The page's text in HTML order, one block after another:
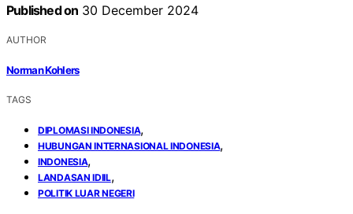
Published on 30 December 2024
AUTHOR
Norman Kohlers
TAGS
DIPLOMASI INDONESIA,
HUBUNGAN INTERNASIONAL INDONESIA,
INDONESIA,
LANDASAN IDIIL,
POLITIK LUAR NEGERI